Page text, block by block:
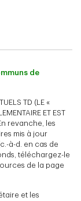
de
TD (LE «
ET EST
En revanche, les
mis à jour
à-d. en cas de
téléchargez-le
de la page
et les